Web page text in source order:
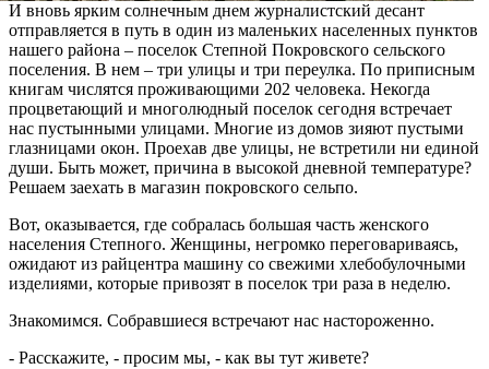
И вновь ярким солнечным днем журналистский десант
отправляется в путь в один из маленьких населенных пунктов
нашего района – поселок Степной Покровского сельского
поселения. В нем – три улицы и три переулка. По приписным
книгам числятся проживающими 202 человека. Некогда
процветающий и многолюдный поселок сегодня встречает
нас пустынными улицами. Многие из домов зияют пустыми
глазницами окон. Проехав две улицы, не встретили ни единой
души. Быть может, причина в высокой дневной температуре?
Решаем заехать в магазин покровского сельпо.
Вот, оказывается, где собралась большая часть женского
населения Степного. Женщины, негромко переговариваясь,
ожидают из райцентра машину со свежими хлебобулочными
изделиями, которые привозят в поселок три раза в неделю.
Знакомимся. Собравшиеся встречают нас настороженно.
- Расскажите, - просим мы, - как вы тут живете?